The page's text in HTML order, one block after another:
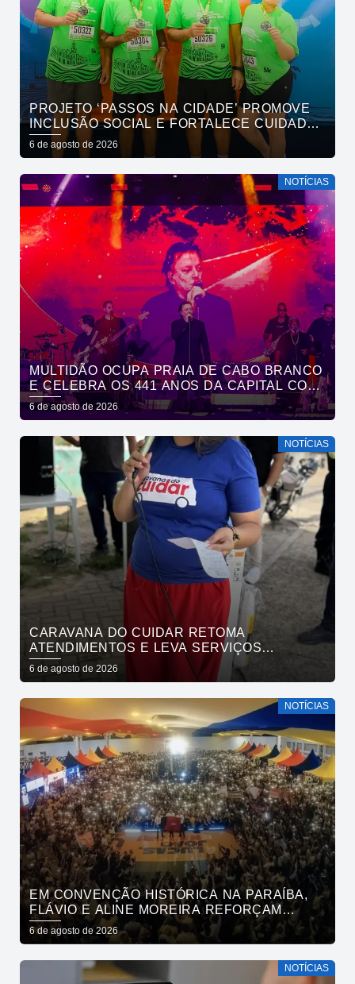
PROJETO ‘PASSOS NA CIDADE’ PROMOVE
INCLUSÃO SOCIAL E FORTALECE CUIDADO
EM SAÚDE MENTAL POR MEIO DA CORRIDA
6 de agosto de 2026
NOTÍCIAS
MULTIDÃO OCUPA PRAIA DE CABO BRANCO
E CELEBRA OS 441 ANOS DA CAPITAL COM
SHOWS DE ROUPA NOVA E FÁBIO JR
6 de agosto de 2026
NOTÍCIAS
CARAVANA DO CUIDAR RETOMA
ATENDIMENTOS E LEVA SERVIÇOS
GRATUITOS AO BAIRRO DE OITIZEIRO
NESTA SEXTA-FEIRA
6 de agosto de 2026
NOTÍCIAS
EM CONVENÇÃO HISTÓRICA NA PARAÍBA,
FLÁVIO E ALINE MOREIRA REFORÇAM
APOIO À CONTINUIDADE DO ATUAL
PROJETO POLÍTICO NO ESTADO
6 de agosto de 2026
NOTÍCIAS